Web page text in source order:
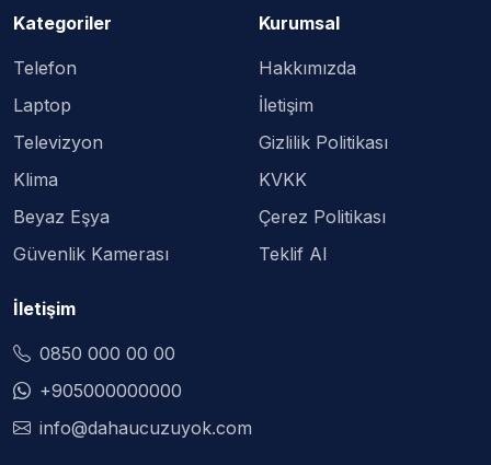
Kategoriler
Telefon
Laptop
Televizyon
Klima
Beyaz Eşya
Güvenlik Kamerası
Kurumsal
Hakkımızda
İletişim
Gizlilik Politikası
KVKK
Çerez Politikası
Teklif Al
İletişim
0850 000 00 00
+905000000000
info@dahaucuzuyok.com